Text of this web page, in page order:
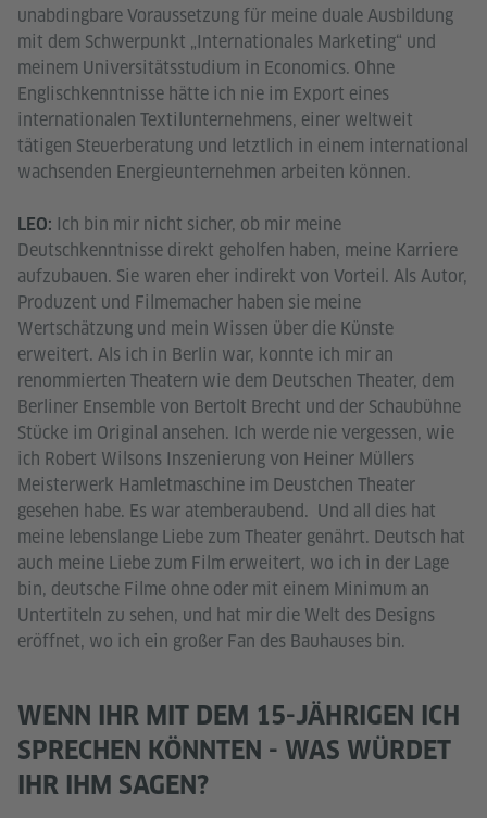
unabdingbare Voraussetzung für meine duale Ausbildung
mit dem Schwerpunkt „Internationales Marketing“ und
meinem Universitätsstudium in Economics. Ohne
Englischkenntnisse hätte ich nie im Export eines
internationalen Textilunternehmens, einer weltweit
tätigen Steuerberatung und letztlich in einem international
wachsenden Energieunternehmen arbeiten können.
LEO: Ich bin mir nicht sicher, ob mir meine
Deutschkenntnisse direkt geholfen haben, meine Karriere
aufzubauen. Sie waren eher indirekt von Vorteil. Als Autor,
Produzent und Filmemacher haben sie meine
Wertschätzung und mein Wissen über die Künste
erweitert. Als ich in Berlin war, konnte ich mir an
renommierten Theatern wie dem Deutschen Theater, dem
Berliner Ensemble von Bertolt Brecht und der Schaubühne
Stücke im Original ansehen. Ich werde nie vergessen, wie
ich Robert Wilsons Inszenierung von Heiner Müllers
Meisterwerk Hamletmaschine im Deustchen Theater
gesehen habe. Es war atemberaubend. Und all dies hat
meine lebenslange Liebe zum Theater genährt. Deutsch hat
auch meine Liebe zum Film erweitert, wo ich in der Lage
bin, deutsche Filme ohne oder mit einem Minimum an
Untertiteln zu sehen, und hat mir die Welt des Designs
eröffnet, wo ich ein großer Fan des Bauhauses bin.
WENN IHR MIT DEM 15-JÄHRIGEN ICH
SPRECHEN KÖNNTEN - WAS WÜRDET
IHR IHM SAGEN?